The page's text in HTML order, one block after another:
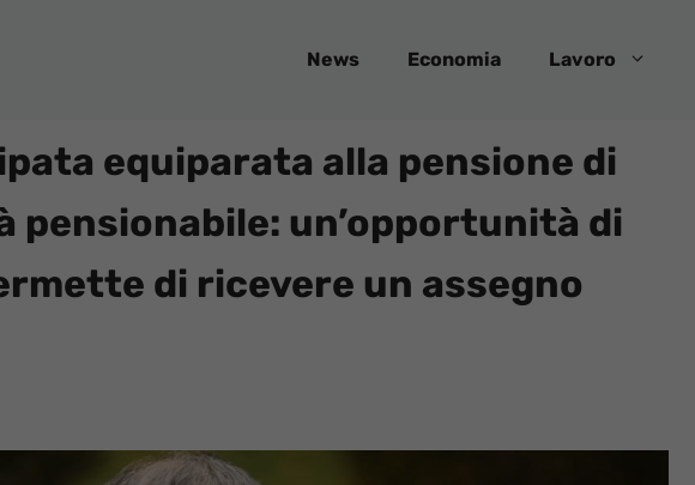
News Economia Lavoro
equiparata alla pensione di
pensionabile: un’opportunità di
di ricevere un assegno